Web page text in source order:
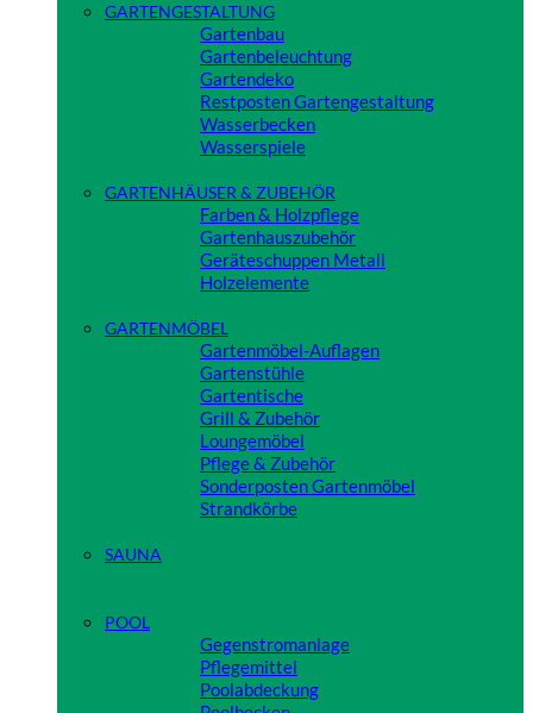
GARTENGESTALTUNG
Gartenbau
Gartenbeleuchtung
Gartendeko
Restposten Gartengestaltung
Wasserbecken
Wasserspiele
GARTENHÄUSER & ZUBEHÖR
Farben & Holzpflege
Gartenhauszubehör
Geräteschuppen Metall
Holzelemente
GARTENMÖBEL
Gartenmöbel-Auflagen
Gartenstühle
Gartentische
Grill & Zubehör
Loungemöbel
Pflege & Zubehör
Sonderposten Gartenmöbel
Strandkörbe
SAUNA
POOL
Gegenstromanlage
Pflegemittel
Poolabdeckung